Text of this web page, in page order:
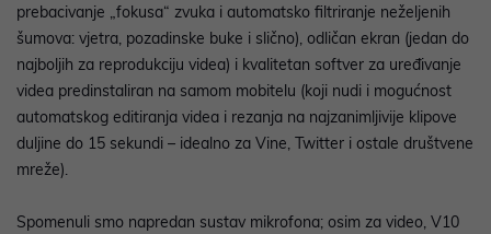
prebacivanje „fokusa“ zvuka i automatsko filtriranje neželjenih
šumova: vjetra, pozadinske buke i slično), odličan ekran (jedan do
najboljih za reprodukciju videa) i kvalitetan softver za uređivanje
videa predinstaliran na samom mobitelu (koji nudi i mogućnost
automatskog editiranja videa i rezanja na najzanimljivije klipove
duljine do 15 sekundi – idealno za Vine, Twitter i ostale društvene
mreže).
Spomenuli smo napredan sustav mikrofona; osim za video, V10